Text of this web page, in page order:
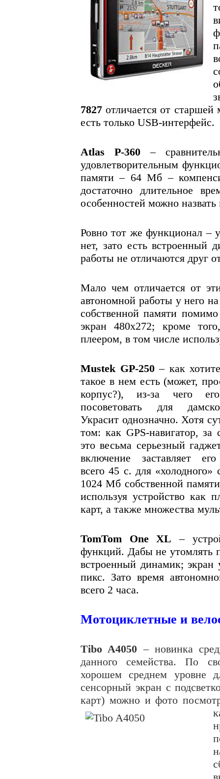
7827 отличается от старшей
есть только USB-интерфейс.
Atlas P-360 –
удовлетворительным
памяти – 64 Мб –
достаточно длительное
особенностей можно назвать
Ровно тот же функционал –
нет, зато есть встроенный
работы не отличаются друг
Мало чем отличается от
автономной работы у него
собственной памяти
экран 480x272; кроме
плеером, в том числе
Mustek GP-250– как
такое в нем есть (может,
корпус?), из-за чего
посоветовать для
Украсит однозначно. Хотя
том: как GPS-навигатор, за
это весьма серьезный
включение заставляет
всего 45 с. для
1024 Мб собственной
используя устройство как
карт, а также множества
TomTom One XL –
функций. Дабы не утомлять
встроенный динамик;
пикс. Зато время
всего 2 часа.
Мотоциклетные и
Tibo A4050 – новинка
данного семейства. По
хорошем среднем уровне
сенсорный экран с
карт) можно и фото